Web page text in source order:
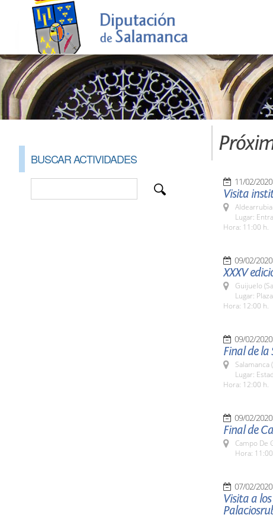
BUSCAR ACTIVIDADES
11/02/2020
Visita
Aldearrubia
Lugar:
Hora: 11:00 h.
09/02/2020
XXXV
Guijuelo
Lugar:
Hora: 12:00 h.
09/02/2020
Final de la
Salamanca
Lugar:
Hora: 12:00 h.
09/02/2020
Final de
Campo De
Hora:
07/02/2020
Visita a